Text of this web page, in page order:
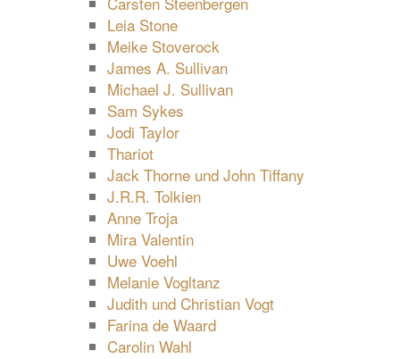
Leia Stone
Meike Stoverock
James A. Sullivan
Michael J. Sullivan
Sam Sykes
Jodi Taylor
Thariot
Jack Thorne und John Tiffany
J.R.R. Tolkien
Anne Troja
Mira Valentin
Uwe Voehl
Melanie Vogltanz
Judith und Christian Vogt
Farina de Waard
Carolin Wahl